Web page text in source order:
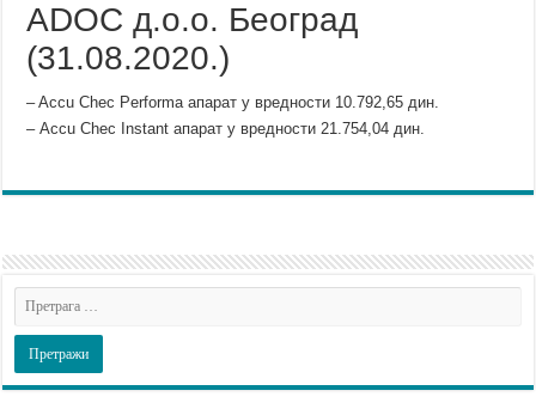
ADOC д.о.о. Београд
(31.08.2020.)
– Accu Chec Performa апарат у вредности 10.792,65 дин.
– Accu Chec Instant апарат у вредности 21.754,04 дин.